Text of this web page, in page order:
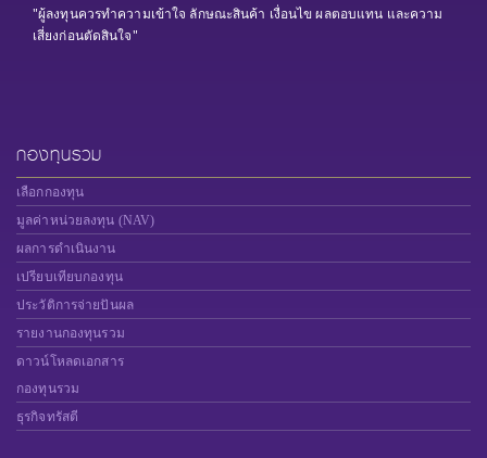
"ผู้ลงทุนควรทำความเข้าใจ ลักษณะสินค้า เงื่อนไข ผลตอบแทน และความ
เสี่ยงก่อนตัดสินใจ"
กองทุนรวม
เลือกกองทุน
มูลค่าหน่วยลงทุน (NAV)
ผลการดำเนินงาน
เปรียบเทียบกองทุน
ประวัติการจ่ายปันผล
รายงานกองทุนรวม
ดาวน์โหลดเอกสาร
กองทุนรวม
ธุรกิจทรัสตี